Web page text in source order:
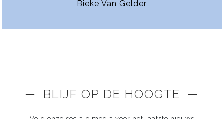
Bieke Van Gelder
─ BLIJF OP DE HOOGTE ─